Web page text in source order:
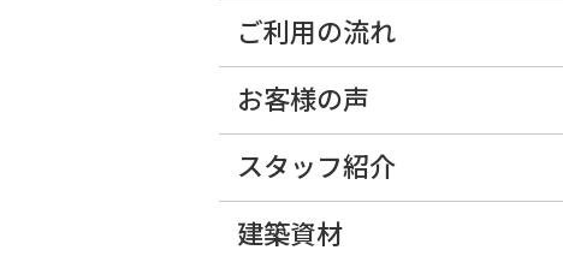
ご利用の流れ
お客様の声
スタッフ紹介
建築資材